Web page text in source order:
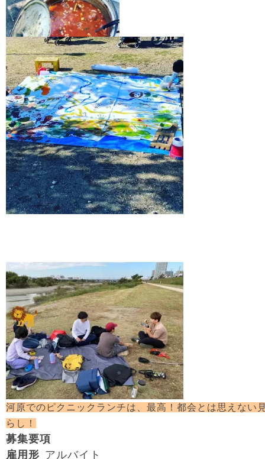
河原でのピクニックランチは、最高！都会とは思えない
らし！
募集要項
雇用形 アルバイト